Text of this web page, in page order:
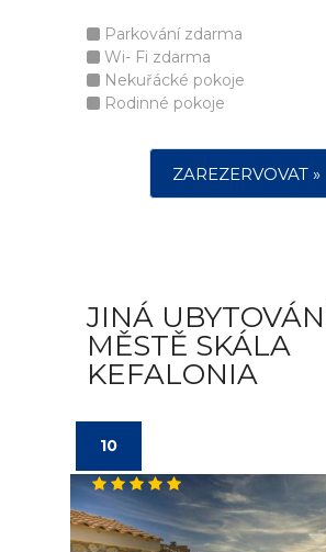
Parkování zdarma
Wi- Fi zdarma
Nekuřácké pokoje
Rodinné pokoje
ZAREZERVOVAT »
JINÁ
MĚSTĚ SKÁLA
KEFALONIA
10